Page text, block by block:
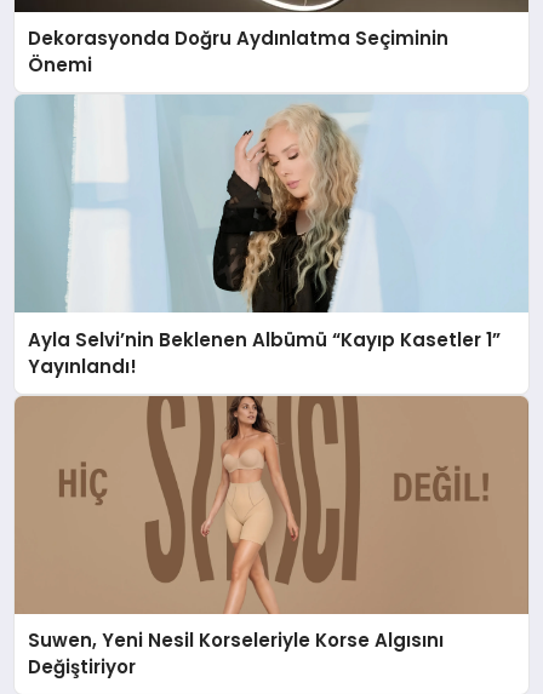
Dekorasyonda Doğru Aydınlatma Seçiminin
Önemi
Ayla Selvi’nin Beklenen Albümü “Kayıp Kasetler 1”
Yayınlandı!
Suwen, Yeni Nesil Korseleriyle Korse Algısını
Değiştiriyor